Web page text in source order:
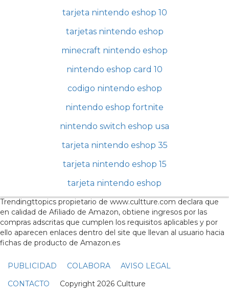
tarjeta nintendo eshop 10
tarjetas nintendo eshop
minecraft nintendo eshop
nintendo eshop card 10
codigo nintendo eshop
nintendo eshop fortnite
nintendo switch eshop usa
tarjeta nintendo eshop 35
tarjeta nintendo eshop 15
tarjeta nintendo eshop
Trendingttopics propietario de www.cultture.com declara que
en calidad de Afiliado de Amazon, obtiene ingresos por las
compras adscritas que cumplen los requisitos aplicables y por
ello aparecen enlaces dentro del site que llevan al usuario hacia
fichas de producto de Amazon.es
PUBLICIDAD COLABORA
AVISO LEGAL
CONTACTO Copyright 2026 Cultture